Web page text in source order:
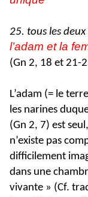
25. tous les
l’adam et la
(Gn 2, 18 et 21-
L’adam (= le
les narines
(Gn 2, 7) est
n’existe pas
difficilement
dans une
vivante » (Cf.